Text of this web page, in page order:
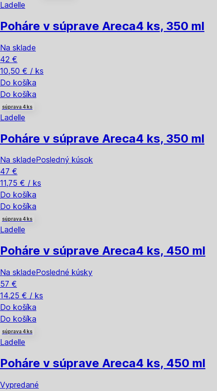
Ladelle
Poháre v súprave Areca4 ks, 350 ml
Na sklade
42 €
10,50 € / ks
Do košíka
Do košíka
súprava 4 ks
Ladelle
Poháre v súprave Areca4 ks, 350 ml
Na skladePosledný kúsok
47 €
11,75 € / ks
Do košíka
Do košíka
súprava 4 ks
Ladelle
Poháre v súprave Areca4 ks, 450 ml
Na skladePosledné kúsky
57 €
14,25 € / ks
Do košíka
Do košíka
súprava 4 ks
Ladelle
Poháre v súprave Areca4 ks, 450 ml
Vypredané